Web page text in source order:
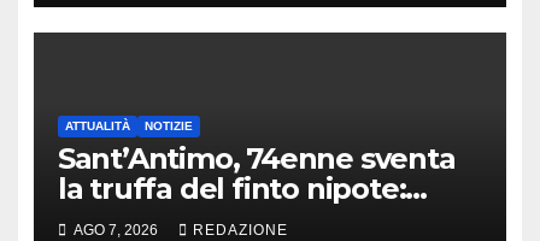
ATTUALITÀ NOTIZIE
Sant’Antimo, 74enne sventa
la truffa del finto nipote:
denunciato un 16enne
AGO 7, 2026 REDAZIONE